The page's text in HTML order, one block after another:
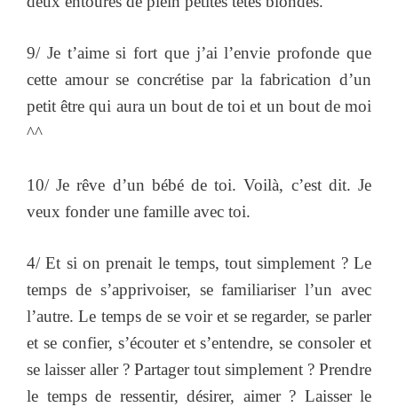
9/ Je t’aime si fort que j’ai l’envie profonde que
cette amour se concrétise par la fabrication d’un
petit être qui aura un bout de toi et un bout de moi
^^
10/ Je rêve d’un bébé de toi. Voilà, c’est dit. Je
veux fonder une famille avec toi.
4/ Et si on prenait le temps, tout simplement ? Le
temps de s’apprivoiser, se familiariser l’un avec
l’autre. Le temps de se voir et se regarder, se parler
et se confier, s’écouter et s’entendre, se consoler et
se laisser aller ? Partager tout simplement ? Prendre
le temps de ressentir, désirer, aimer ? Laisser le